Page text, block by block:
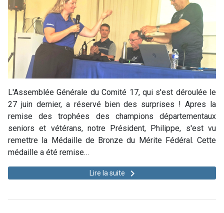
L'Assemblée Générale du Comité 17, qui s'est déroulée le
27 juin dernier, a réservé bien des surprises ! Apres la
remise des trophées des champions départementaux
seniors et vétérans, notre Président, Philippe, s'est vu
remettre la Médaille de Bronze du Mérite Fédéral. Cette
médaille a été remise…
Lire la suite keyboard_arrow_right